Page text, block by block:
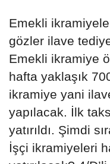
Emekli
gözler ilave
Emekli ikramiye
hafta yaklaşık
ikramiye yani
yapılacak. İlk
yatırıldı. Şimdi
İşçi ikramiyeleri